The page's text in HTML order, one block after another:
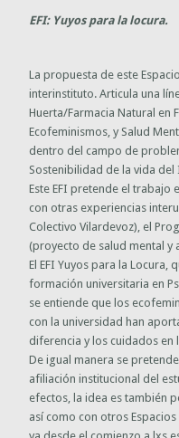
EFI: Yuyos para la locura.
La propuesta de este
interinstituto. Articula una
Huerta/Farmacia Natural en
Ecofeminismos, y Salud
dentro del campo de
Sostenibilidad de la vida
Este EFI pretende el trabajo
con otras experiencias
Colectivo Vilardevoz), el
(proyecto de salud mental y
El EFI Yuyos para la Locura,
formación universitaria en
se entiende que los
con la universidad han
diferencia y los cuidados en
De igual manera se
afiliación institucional del
efectos, la idea es también
así como con otros